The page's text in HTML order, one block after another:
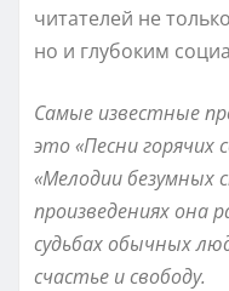
читателей не
но и глубоким
Самые известные
это «Песни горячих
«Мелодии безумных
произведениях она
судьбах обычных
счастье и свободу.